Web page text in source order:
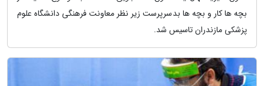
بچه ها کار و بچه ها بدسرپرست زیر نظر معاونت فرهنگی دانشگاه علوم
پزشکی مازندران تاسیس شد.